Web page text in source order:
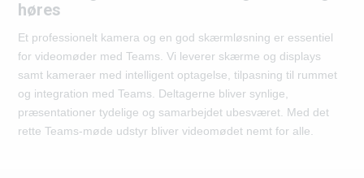
høres
Et professionelt kamera og en god skærmløsning er essentiel
for videomøder med Teams. Vi leverer skærme og displays
samt kameraer med intelligent optagelse, tilpasning til rummet
og integration med Teams. Deltagerne bliver synlige,
præsentationer tydelige og samarbejdet ubesværet. Med det
rette Teams-møde udstyr bliver videomødet nemt for alle.